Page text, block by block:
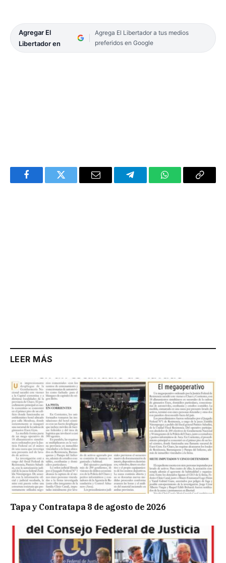
Agregar El
Libertador en
Agrega El Libertador a tus medios
preferidos en Google
FacebookTwitter Email TelegramWhatsAppCopy
LEER MÁS
Tapa y Contratapa 8 de agosto de 2026